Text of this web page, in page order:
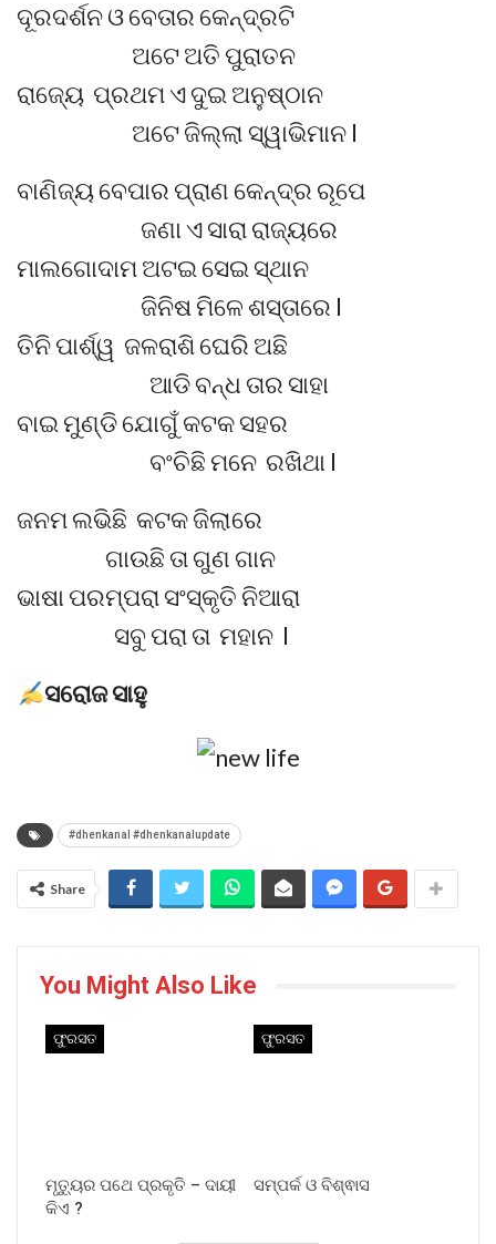
ଦୂରଦର୍ଶନ ଓ ବେତାର କେନ୍ଦ୍ରଟି
ଅଟେ ଅତି ପୁରାତନ
ରାଜ୍ୟେ ପ୍ରଥମ ଏ ଦୁଇ ଅନୁଷ୍ଠାନ
ଅଟେ ଜିଲ୍ଲା ସ୍ୱାଭିମାନ l
ବାଣିଜ୍ୟ ବେପାର ପ୍ରାଣ କେନ୍ଦ୍ର ରୂପେ
ଜଣା ଏ ସାରା ରାଜ୍ୟରେ
ମାଲଗୋଦାମ ଅଟଇ ସେଇ ସ୍ଥାନ
ଜିନିଷ ମିଳେ ଶସ୍ତାରେ l
ତିନି ପାର୍ଶ୍ୱ ଜଳରାଶି ଘେରି ଅଛି
ଆଡି ବନ୍ଧ ତାର ସାହା
ବାଇ ମୁଣ୍ଡି ଯୋଗୁଁ କଟକ ସହର
ବଂଚିଛି ମନେ ରଖିଥା l
ଜନମ ଲଭିଛି କଟକ ଜିଲାରେ
ଗାଉଛି ତା ଗୁଣ ଗାନ
ଭାଷା ପରମ୍ପରା ସଂସ୍କୃତି ନିଆରା
ସବୁ ପରା ତା ମହାନ l
ସରୋଜ ସାହୁ
#dhenkanal #dhenkanalupdate
Share
You Might Also Like
ଫୁରସତ
ମୃତ୍ୟୁର ପଥେ ପ୍ରକୃତି – ଦାୟୀ
କିଏ ?
ଫୁରସତ
ସମ୍ପର୍କ ଓ ବିଶ୍ଵାସ